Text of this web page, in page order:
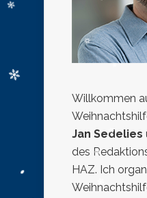
Willkommen
Jan Sedelies
des
HAZ. Ich